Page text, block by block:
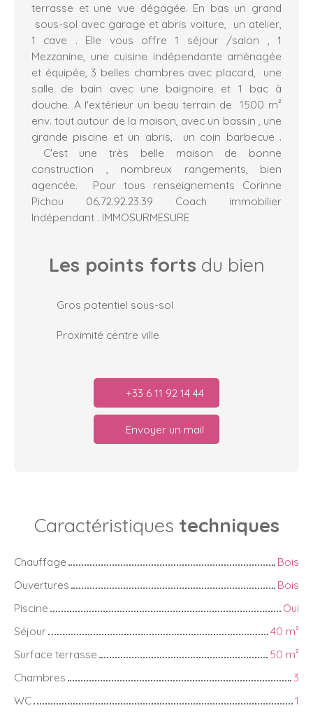
terrasse et une vue dégagée. En bas un grand
sous-sol avec garage et abris voiture, un atelier,
1 cave . Elle vous offre 1 séjour /salon , 1
Mezzanine, une cuisine indépendante aménagée
et équipée, 3 belles chambres avec placard, une
salle de bain avec une baignoire et 1 bac à
douche. A l'extérieur un beau terrain de 1500 m²
env. tout autour de la maison, avec un bassin , une
grande piscine et un abris, un coin barbecue .
C'est une très belle maison de bonne
construction , nombreux rangements, bien
agencée. Pour tous renseignements Corinne
Pichou 06.72.92.23.39 Coach immobilier
Indépendant . IMMOSURMESURE
Les points forts du bien
Gros potentiel sous-sol
Proximité centre ville
+33 6 11 92 14 44
Envoyer un mail
Caractéristiques techniques
Chauffage
Bois
Ouvertures
Bois
Piscine
Oui
Séjour
40 m²
Surface terrasse
50 m²
Chambres
3
WC
1